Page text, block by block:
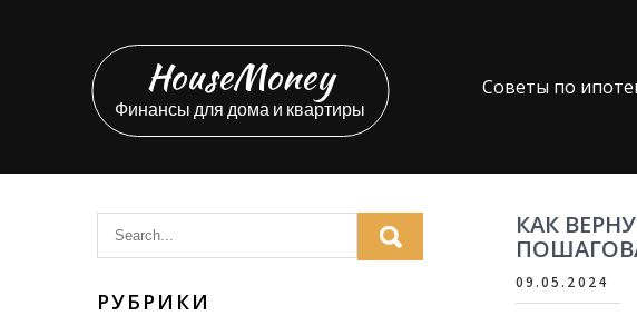
содержимому
HouseMoney
Финансы для дома и квартиры
Советы по
КАК
09.05.2024
РУБРИКИ